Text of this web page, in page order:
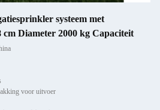
systeem met
cm Diameter 2000 kg Capaciteit
voor uitvoer